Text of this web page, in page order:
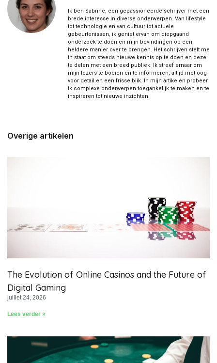
Ik ben Sabrine, een gepassioneerde schrijver met een
brede interesse in diverse onderwerpen. Van lifestyle
tot technologie en van cultuur tot actuele
gebeurtenissen, ik geniet ervan om diepgaand
onderzoek te doen en mijn bevindingen op een
heldere manier over te brengen. Het schrijven stelt me
in staat om steeds nieuwe kennis op te doen en deze
te delen met een breed publiek. Ik streef ernaar om
mijn lezers te boeien en te informeren, altijd met oog
voor detail en een frisse blik. In mijn artikelen probeer
ik complexe onderwerpen toegankelijk te maken en te
inspireren tot nieuwe inzichten.
Overige artikelen
The Evolution of Online Casinos and the Future of
Digital Gaming
juillet 24, 2026
Lees verder »